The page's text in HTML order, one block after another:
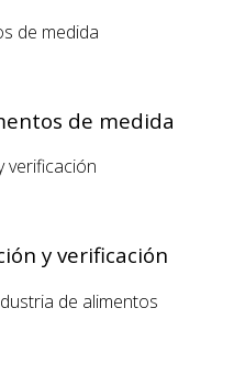
de medida
y verificación